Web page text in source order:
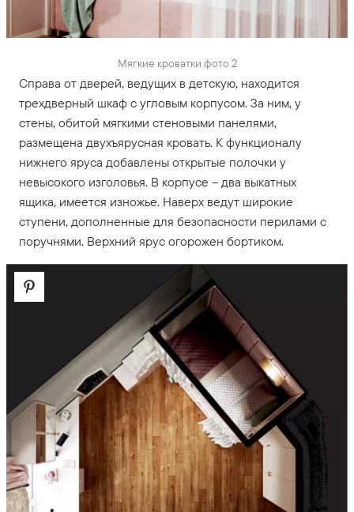
Мягкие кроватки фото 2
Справа от дверей, ведущих в детскую, находится
трехдверный шкаф с угловым корпусом. За ним, у
стены, обитой мягкими стеновыми панелями,
размещена двухъярусная кровать. К функционалу
нижнего яруса добавлены открытые полочки у
невысокого изголовья. В корпусе – два выкатных
ящика, имеется изножье. Наверх ведут широкие
ступени, дополненные для безопасности перилами с
поручнями. Верхний ярус огорожен бортиком.